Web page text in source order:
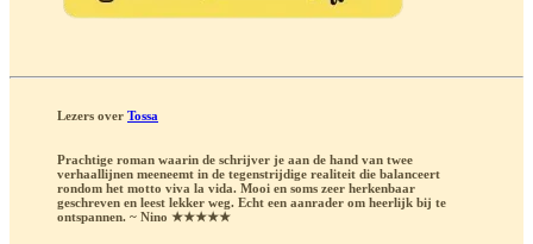
Lezers over Tossa
Prachtige roman waarin de schrijver je aan de hand van twee
verhaallijnen meeneemt in de tegenstrijdige realiteit die balanceert
rondom het motto viva la vida. Mooi en soms zeer herkenbaar
geschreven en leest lekker weg. Echt een aanrader om heerlijk bij te
ontspannen. ~ Nino ★★★★★